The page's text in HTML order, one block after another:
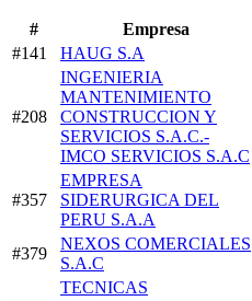
# Empresa
#141
HAUG S.A
#208
INGENIERIA
MANTENIMIENTO
CONSTRUCCION Y
SERVICIOS S.A.C.-
IMCO SERVICIOS S.A.C
#357
EMPRESA
SIDERURGICA DEL
PERU S.A.A
#379
NEXOS COMERCIALES
S.A.C
TECNICAS